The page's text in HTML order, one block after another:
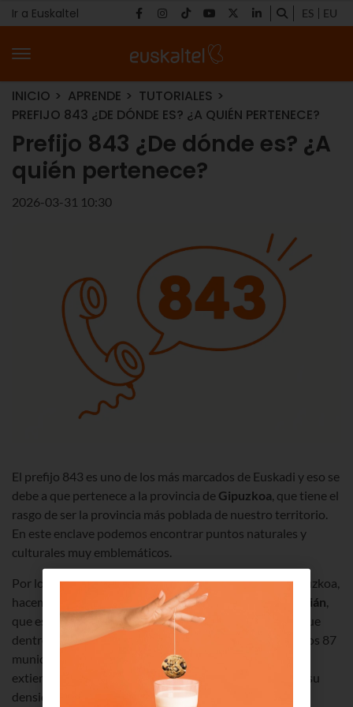
Ir a Euskaltel ES EU
INICIO APRENDE
TUTORIALES
PREFIJO 843 ¿DE DÓNDE ES? ¿A QUIÉN PERTENECE?
Prefijo 843 ¿De dónde es? ¿A
quién pertenece?
2026-03-31 10:30
El prefijo 843 es uno de los más marcados de Euskadi y eso se
debe a que pertenece a la provincia de Gipuzkoa , que tiene el
rasgo de ser la provincia más poblada de nuestro territorio.
En este enclave podemos encontrar puntos naturales y
culturales muy emblemáticos.
Por lo general, cuando hablamos de la provincia de Gipuzkoa,
hacemos referencia a la ciudad deDonostia-San Sebastián
que es su capital y su punto urbano más poblado. Aunque
dentro del territorio de esta provincia encontramos otros 87
municipios, aun así, la superficie de Gipuzkoa solo se
extiende por 1.997 kilómetros cuadrados. Por lo tanto, su
densidad de población es bastante elevada.